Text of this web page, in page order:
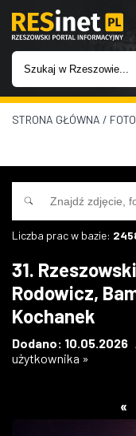
WIADOMOŚCI
INWESTYCJE
IMPREZY
W KINACH
GASTRONOMIA
W RZESZOWIE
STRONA GŁÓWNA / FOTO
Liczba prac w bazie:
31.
Rodowicz,
Kochanek
Dodano:
użytkownika »
«